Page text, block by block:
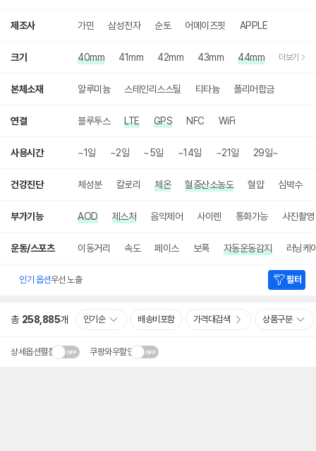
제조사 가민 삼성전자 순토 어메이즈핏 APPLE
크기 40mm 41mm 42mm 43mm 44mm 더보기
본체소재 알루미늄 스테인리스스틸 티타늄 폴리머합금
연결 블루투스 LTE GPS NFC WiFi
사용시간 ~1일 ~2일 ~5일 ~14일 ~21일 29일~
건강진단 체성분 칼로리 체온 혈중산소농도 혈압 심박수
부가기능 AOD 제스처 음악제어 사이렌 통화가능 사진촬영
운동/스포츠 이동거리 속도 페이스 보폭 자동운동감지 러닝케
인기 옵션우선 노출 필터
총 258,885개 인기순 배송비포함 가격대검색 상품구분
상세옵션펼침 쿠팡와우할인